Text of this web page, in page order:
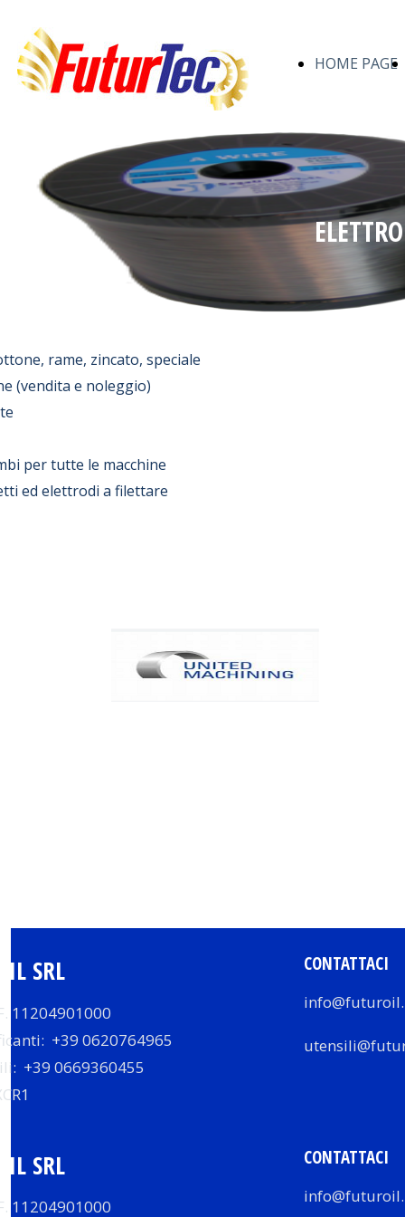
SRL CONTATTACI
HOME PAGE
11204901000
rame, zincato, speciale
(vendita e noleggio)
per tutte le macchine
ed elettrodi a filettare
SRL CONTATTACI
11204901000
+39 0620764965
+39 0669360455